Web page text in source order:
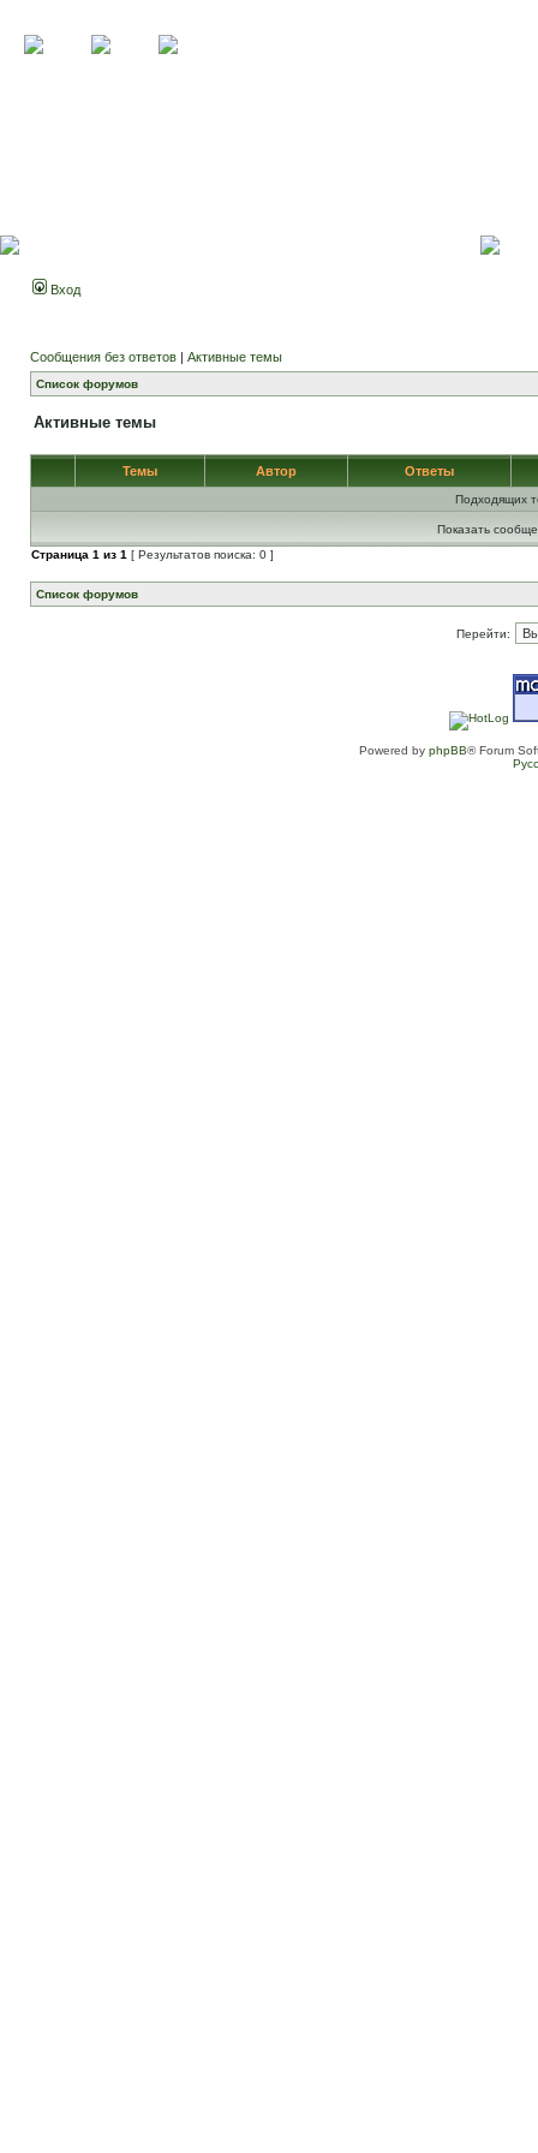
Вход
Сообщения без ответов | Активные темы
Список форумов
Активные темы
Темы Автор Ответы
Подходящих
Показать
Страница 1 из 1 [ Результатов поиска: 0 ]
Список форумов
Перейти:
Powered by phpBB® Forum